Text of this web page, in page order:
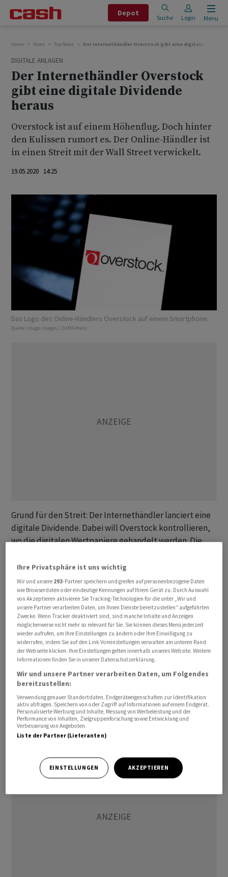
Depot
Suche Login Menu
Home News Top News Der Internethändler Overstock gibt eine digitale
DIGITALE ANLAGEN
Der Internethändler Overstock
gibt eine digitale Dividende
heraus
Overstock ist auf einem Höhenflug. Doch hinter
den Kulissen rumort es. Der Online-Händler ist
in einen Streit mit der Wall Street verwickelt.
19.05.2020 14:25
Das Logo des Online-Händlers Overstock auf einem Smartphone.
Quelle: imago images / ZUMA Press
Grund für den Streit: Der Internethändler lanciert eine
digitale Dividende. Dabei will Overstock kontrollieren,
wo die digitalen Wertpapiere gehandelt werden. Die
immer sie wollen. So sandte das Unternehmen Anfang
dieses Monats einen Brief an eine Reihe von
Finanzunternehmen. In diesem wurden diese daran
erinnert, dass der gesamte Handel mit den digitalen
Dividenden auf der Handelsplattform namens tZERO
stattfinden soll. Diese besitzt Overstock selbst.
Overstock versucht schon länger, das Geschäft von
tZERO anzukurbeln, indem der Handel der digitalen
Dividenden auf die Plattform beschränkt wird. Die
digitale Dividende habe dabei das Potenzial,
Zehntausende neuer Investoren auf die
Handelsplattform zu bringen, auf welcher mit digitalen
Token gehandelt wird.
Ihre Privatsphäre ist uns wichtig
Wir und unsere 293-Partner speichern und greifen auf personenbezogene Daten
wie Browserdaten oder eindeutige Kennungen auf Ihrem Gerät zu. Durch Auswahl
von Akzeptieren aktivieren Sie Tracking-Technologien für die unter „Wir und
unsere Partner verarbeiten Daten, um Ihnen Dienste bereitzustellen“ aufgeführten
Zwecke. Wenn Tracker deaktiviert sind, sind manche Inhalte und Anzeigen
möglicherweise nicht mehr so relevant für Sie. Sie können dieses Menü jederzeit
wieder aufrufen, um Ihre Einstellungen zu ändern oder Ihre Einwilligung zu
widerrufen, indem Sie auf den Link Voreinstellungen verwalten am unteren Rand
der Webseite klicken. Ihre Einstellungen gelten innerhalb unseres Website. Weitere
Informationen finden Sie in unserer Datenschutzerklärung.
Wir und unsere Partner verarbeiten Daten, um Folgendes
bereitzustellen:
Verwendung genauer Standortdaten. Endgeräteeigenschaften zur Identifikation
aktiv abfragen. Speichern von oder Zugriff auf Informationen auf einem Endgerät.
Personalisierte Werbung und Inhalte, Messung von Werbeleistung und der
Performance von Inhalten, Zielgruppenforschung sowie Entwicklung und
Verbesserung von Angeboten.
Liste der Partner (Lieferanten)
EINSTELLUNGEN AKZEPTIEREN